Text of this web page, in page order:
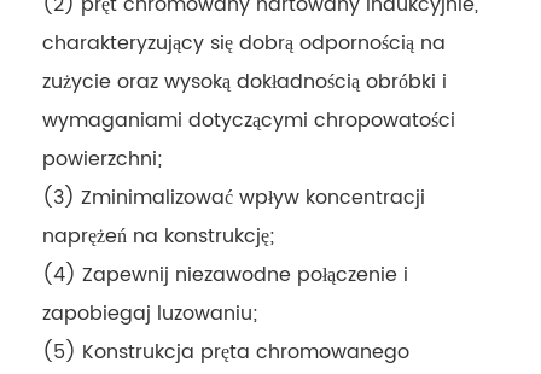
charakteryzujący się dobrą odpornością na
zużycie oraz wysoką dokładnością obróbki i
wymaganiami dotyczącymi chropowatości
powierzchni;
(3) Zminimalizować wpływ koncentracji
naprężeń na konstrukcję;
(4) Zapewnij niezawodne połączenie i
zapobiegaj luzowaniu;
(5) Konstrukcja pręta chromowanego